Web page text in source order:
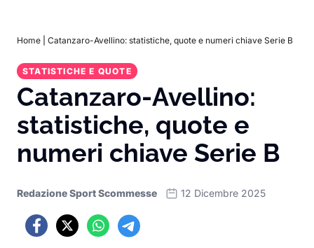
Home Catanzaro-Avellino: statistiche, quote e numeri chiave Serie B
STATISTICHE E QUOTE
Catanzaro-Avellino:
statistiche, quote e
numeri chiave Serie B
Redazione Sport Scommesse 12 Dicembre 2025